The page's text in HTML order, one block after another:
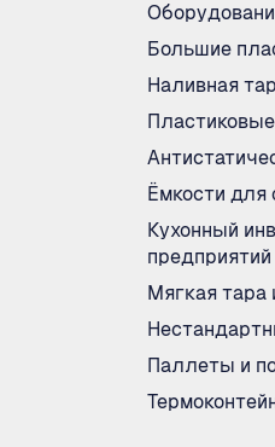
Большие
Наливная
Ёмкости для
Кухонный
Мягкая тара
Паллеты и